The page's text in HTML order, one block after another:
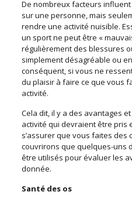
De nombreux facteurs
sur une personne, mais
rendre une activité nuisible.
un sport ne peut être «
régulièrement des blessures
simplement désagréable ou
conséquent, si vous ne
du plaisir à faire ce que vous
activité.
Cela dit, il y a des avantages
activité qui devraient être pris
s’assurer que vous faites des
couvrirons que quelques-uns
être utilisés pour évaluer les
donnée.
Santé des os